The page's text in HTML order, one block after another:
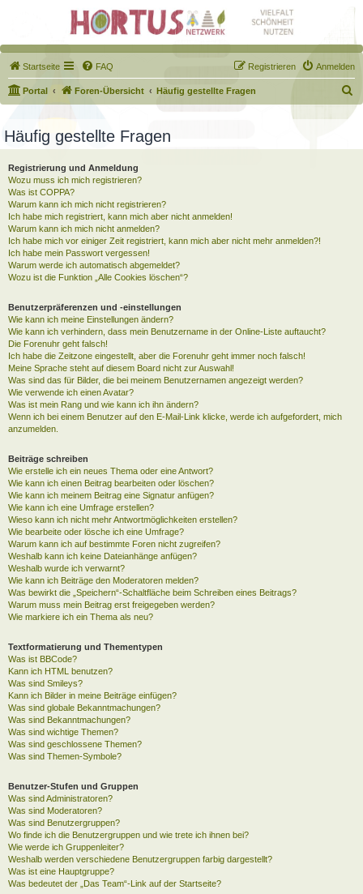
Startseite FAQ Anmelden
Registrieren
Portal Foren-Übersicht Häufig gestellte Fragen
u
h
Häufig gestellte Fragen
Registrierung und Anmeldung
Wozu muss ich mich registrieren?
Was ist COPPA?
Warum kann ich mich nicht registrieren?
Ich habe mich registriert, kann mich aber nicht anmelden!
Warum kann ich mich nicht anmelden?
Ich habe mich vor einiger Zeit registriert, kann mich aber nicht mehr anmelden?!
Ich habe mein Passwort vergessen!
Warum werde ich automatisch abgemeldet?
Wozu ist die Funktion „Alle Cookies löschen“?
Benutzerpräferenzen und -einstellungen
Wie kann ich meine Einstellungen ändern?
Wie kann ich verhindern, dass mein Benutzername in der Online-Liste auftaucht?
Die Forenuhr geht falsch!
Ich habe die Zeitzone eingestellt, aber die Forenuhr geht immer noch falsch!
Meine Sprache steht auf diesem Board nicht zur Auswahl!
Was sind das für Bilder, die bei meinem Benutzernamen angezeigt werden?
Wie verwende ich einen Avatar?
Was ist mein Rang und wie kann ich ihn ändern?
Wenn ich bei einem Benutzer auf den E-Mail-Link klicke, werde ich aufgefordert, mich
anzumelden.
Beiträge schreiben
Wie erstelle ich ein neues Thema oder eine Antwort?
Wie kann ich einen Beitrag bearbeiten oder löschen?
Wie kann ich meinem Beitrag eine Signatur anfügen?
Wie kann ich eine Umfrage erstellen?
Wieso kann ich nicht mehr Antwortmöglichkeiten erstellen?
Wie bearbeite oder lösche ich eine Umfrage?
Warum kann ich auf bestimmte Foren nicht zugreifen?
Weshalb kann ich keine Dateianhänge anfügen?
Weshalb wurde ich verwarnt?
Wie kann ich Beiträge den Moderatoren melden?
Was bewirkt die „Speichern“-Schaltfläche beim Schreiben eines Beitrags?
Warum muss mein Beitrag erst freigegeben werden?
Wie markiere ich ein Thema als neu?
Textformatierung und Thementypen
Was ist BBCode?
Kann ich HTML benutzen?
Was sind Smileys?
Kann ich Bilder in meine Beiträge einfügen?
Was sind globale Bekanntmachungen?
Was sind Bekanntmachungen?
Was sind wichtige Themen?
Was sind geschlossene Themen?
Was sind Themen-Symbole?
Benutzer-Stufen und Gruppen
Was sind Administratoren?
Was sind Moderatoren?
Was sind Benutzergruppen?
Wo finde ich die Benutzergruppen und wie trete ich ihnen bei?
Wie werde ich Gruppenleiter?
Weshalb werden verschiedene Benutzergruppen farbig dargestellt?
Was ist eine Hauptgruppe?
Was bedeutet der „Das Team“-Link auf der Startseite?